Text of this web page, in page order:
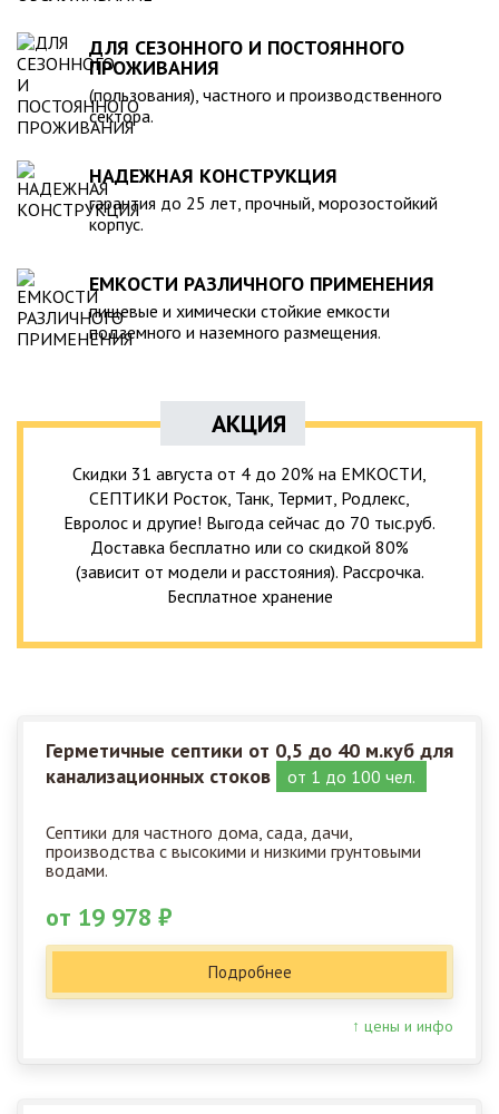
ДЛЯ СЕЗОННОГО И ПОСТОЯННОГО
ПРОЖИВАНИЯ
(пользования), частного и производственного
сектора.
НАДЕЖНАЯ КОНСТРУКЦИЯ
гарантия до 25 лет, прочный, морозостойкий
корпус.
ЕМКОСТИ РАЗЛИЧНОГО ПРИМЕНЕНИЯ
пищевые и химически стойкие емкости
подземного и наземного размещения.
АКЦИЯ
Скидки 31 августа от 4 до 20% на ЕМКОСТИ,
СЕПТИКИ Росток, Танк, Термит, Родлекс,
Евролос и другие! Выгода сейчас до 70 тыс.руб.
Доставка бесплатно или со скидкой 80%
(зависит от модели и расстояния). Рассрочка.
Бесплатное хранение
Герметичные септики от 0,5 до 40 м.куб для
канализационных стоков
от 1 до 100 чел.
Септики для частного дома, сада, дачи,
производства с высокими и низкими грунтовыми
водами.
от 19 978 ₽
Подробнее
↑ цены и инфо